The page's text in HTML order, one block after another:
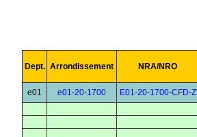
Dept. Arrondissement NRA/NRO
e01
e01-20-1700 E01-20-1700-CFD-Z